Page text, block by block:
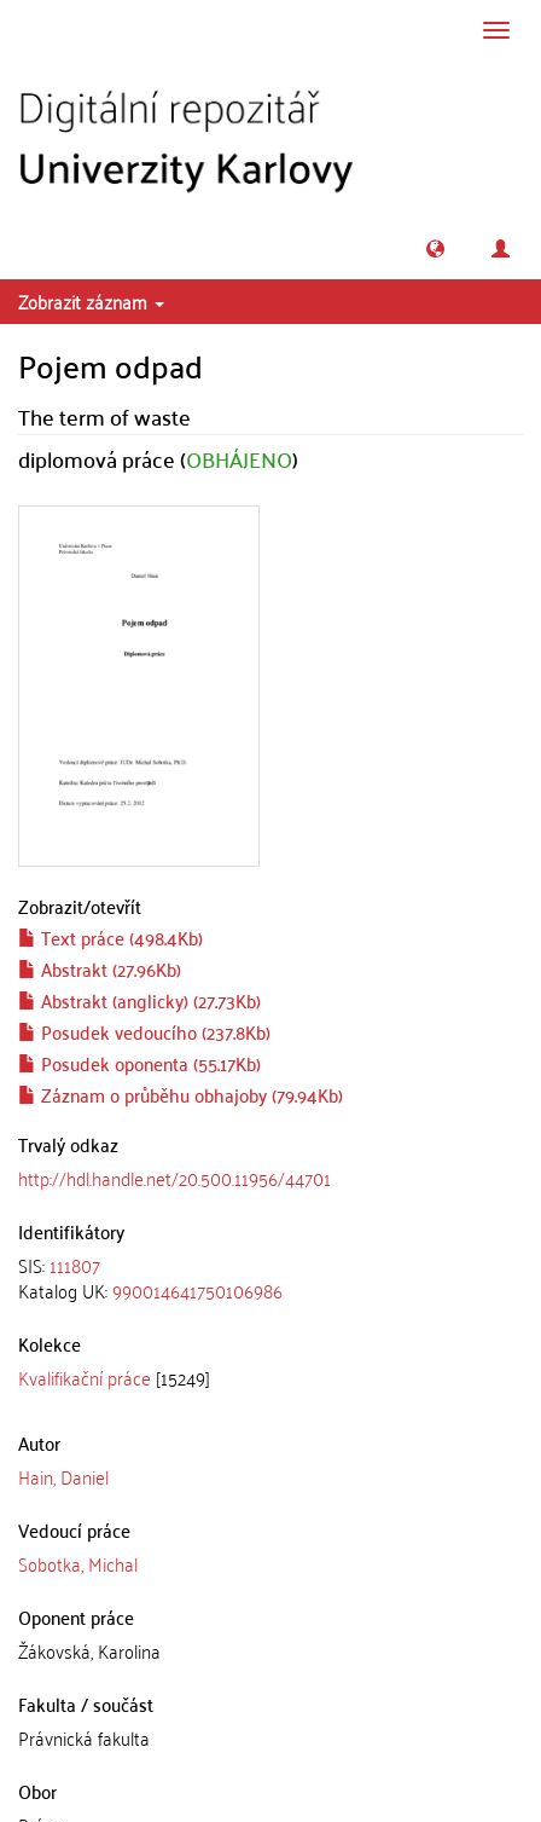
Zobrazit záznam
Pojem odpad
The term of waste
diplomová práce (OBHÁJENO)
Zobrazit/otevřít
Text práce (498.4Kb)
Abstrakt (27.96Kb)
Abstrakt (anglicky) (27.73Kb)
Posudek vedoucího (237.8Kb)
Posudek oponenta (55.17Kb)
Záznam o průběhu obhajoby (79.94Kb)
Trvalý odkaz
http://hdl.handle.net/20.500.11956/44701
Identifikátory
SIS:111807
Katalog UK:990014641750106986
Kolekce
Kvalifikační práce [15249]
Autor
Hain, Daniel
Vedoucí práce
Sobotka, Michal
Oponent práce
Žákovská, Karolina
Fakulta / součást
Právnická fakulta
Obor